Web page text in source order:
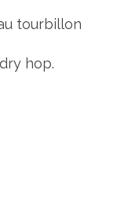
tourbillon
hop.